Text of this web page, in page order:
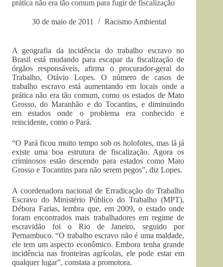
prática não era tão comum para fugir de fiscalização
30 de maio de 2011 Racismo Ambiental
A geografia da incidência do trabalho escravo no
Brasil está mudando para escapar da fiscalização de
órgãos responsáveis, afirma o procurador-geral do
Trabalho, Otávio Lopes. O número de casos de
trabalho escravo está aumentando em locais onde a
prática não era tão comum, como os estados de Mato
Grosso, do Maranhão e do Tocantins, e diminuindo
em estados onde o problema era conhecido e
reincidente, como o Pará.
“O Pará ficou muito tempo sob os holofotes, mas lá já
existe uma boa estrutura de fiscalização. Agora os
criminosos estão descendo para estados como Mato
Grosso e Tocantins para não serem pegos”, diz Lopes.
A coordenadora nacional de Erradicação do Trabalho
Escravo do Ministério Público do Trabalho (MPT),
Débora Farias, lembra que, em 2009, o estado onde
foram encontrados mais trabalhadores em regime de
escravidão foi o Rio de Janeiro, seguido por
Pernambuco. “O trabalho escravo não é uma maldade,
ele tem um aspecto econômico. Embora tenha grande
incidência nas fronteiras agrícolas, ele pode estar em
qualquer lugar”, constata a promotora.